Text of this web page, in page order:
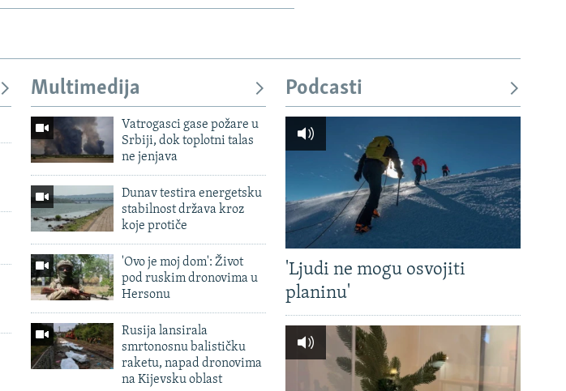
Multimedija
Vatrogasci gase požare u
Srbiji, dok toplotni talas
ne jenjava
Dunav testira energetsku
stabilnost država kroz
koje protiče
'Ovo je moj dom': Život
pod ruskim dronovima u
Hersonu
Rusija lansirala
smrtonosnu balističku
raketu, napad dronovima
na Kijevsku oblast
Podcasti
'Ljudi ne mogu osvojiti
planinu'